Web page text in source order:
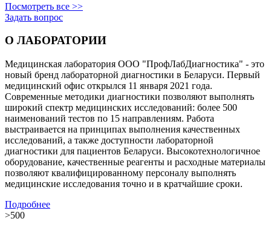
Посмотреть все >>
Задать вопрос
О ЛАБОРАТОРИИ
Медицинская лаборатория ООО "ПрофЛабДиагностика" - это
новый бренд лабораторной диагностики в Беларуси. Первый
медицинский офис открылся 11 января 2021 года.
Современные методики диагностики позволяют выполнять
широкий спектр медицинских исследований: более 500
наименований тестов по 15 направлениям. Работа
выстраивается на принципах выполнения качественных
исследований, а также доступности лабораторной
диагностики для пациентов Беларуси. Высокотехнологичное
оборудование, качественные реагенты и расходные материалы
позволяют квалифицированному персоналу выполнять
медицинские исследования точно и в кратчайшие сроки.
Подробнее
>500